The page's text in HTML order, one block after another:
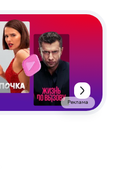
Реклама